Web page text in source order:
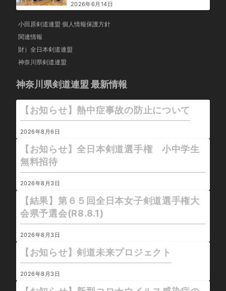
2026年6月14日
小田原剣道連盟 個人情報保護方針
関連情報
財）全日本剣道連盟
神奈川県剣道連盟
神奈川県剣道連盟 最新情報
【お知らせ】熱中症事故の防止について
2026年8月6日
【お知らせ】全日本剣道選手権 小中学生
無料招待
2026年8月3日
【結果】第６５回全日本女子剣道選手権大
会県予選会(R8.8.1)
2026年8月3日
【お知らせ】剣道未来プロジェクト
2026年8月3日